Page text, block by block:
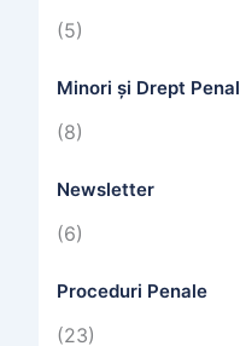
(5)
Minori și Drept Penal
(8)
Newsletter
(6)
Proceduri Penale
(23)